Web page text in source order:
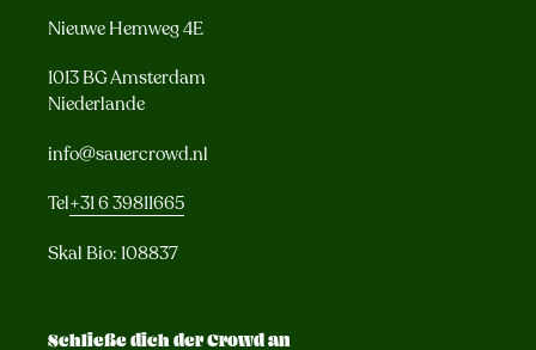
Nieuwe Hemweg 4E
1013 BG Amsterdam
Niederlande
info@sauercrowd.nl
Tel+31 6 39811665
Skal Bio: 108837
Schließe dich der Crowd an